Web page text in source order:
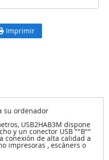
Imprimir
su ordenador
USB2HAB3M dispone
y un conector USB ""B""
conexión de alta calidad a
impresoras , escáners o